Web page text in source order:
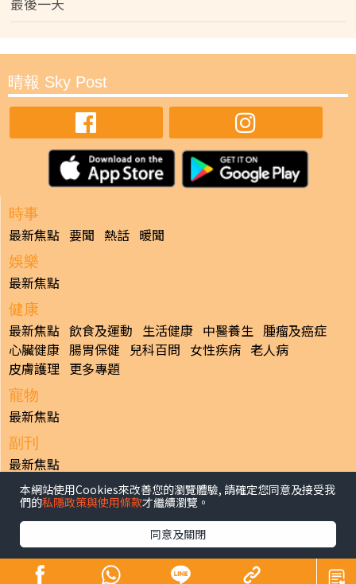
晴報 Sky Post
時事
最新焦點 要聞 熱話 暖聞
娛樂
最新焦點
健康
最新焦點 飲食及運動 生活健康 中醫養生 腫瘤及癌症
心臟健康 腸胃保健 兒科百問 女性疾病 老人病
皮膚護理 更多專題
寵物
最新焦點
副刊
最新焦點
日報
揭頁版 港聞 財經/地產 中國/國際
生活副刊
體育 專題/人物
香港經濟日報版權所有©2026
本網站使用Cookies來改善您的瀏覽體驗, 請確定您同意及接受我
們的私隱政策與使用條款才繼續瀏覽。
同意及關閉